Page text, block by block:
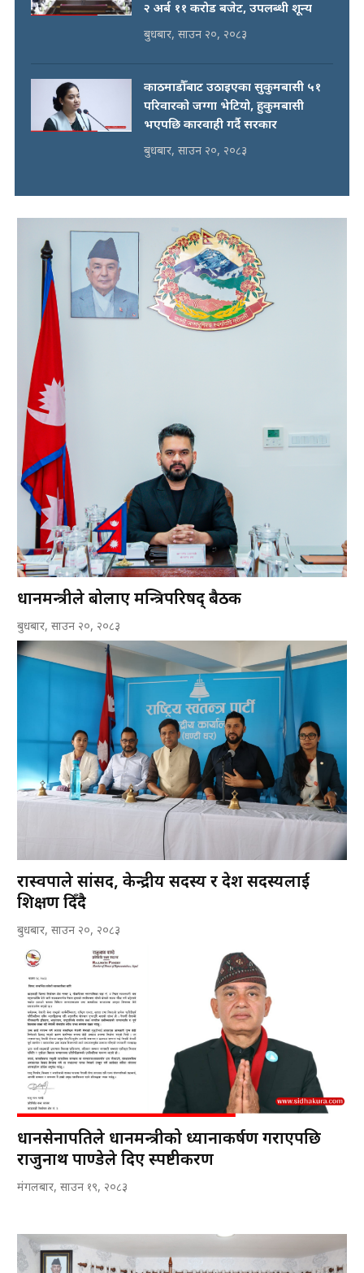
२ अर्ब ११ करोड बजेट, उपलब्धी शून्य
बुधबार, साउन २०, २०८३
काठमाडौँबाट उठाइएका सुकुमबासी ५१
परिवारको जग्गा भेटियो, हुकुमबासी
भएपछि कारवाही गर्दै सरकार
बुधबार, साउन २०, २०८३
प्रधानमन्त्रीले बोलाए मन्त्रिपरिषद् बैठक
बुधबार, साउन २०, २०८३
रास्वपाले सांसद, केन्द्रीय सदस्य र प्रदेश सदस्यलाई
प्रशिक्षण दिँदै
बुधबार, साउन २०, २०८३
प्रधानसेनापतिले प्रधानमन्त्रीको ध्यानाकर्षण गराएपछि
राजुनाथ पाण्डेले दिए स्पष्टीकरण
मंगलबार, साउन १९, २०८३